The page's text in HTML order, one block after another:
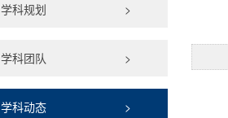
学科规划 >
学科团队 >
学科动态 >